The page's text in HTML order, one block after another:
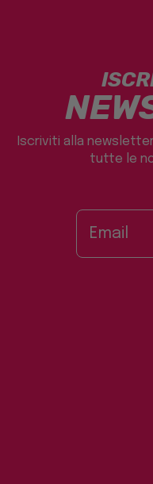
Iscriviti alla
tutte le